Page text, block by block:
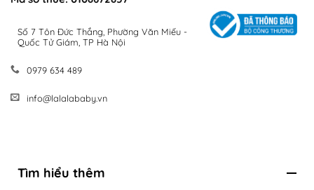
Số 7 Tôn Đức Thắng, Phường Văn Miếu -
Quốc Tử Giám, TP Hà Nội
0979 634 489
info@lalalababy.vn
Tìm hiểu thêm